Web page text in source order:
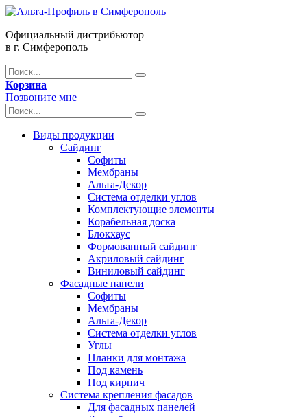
Официальный дистрибьютор
в г. Симферополь
Корзина
Позвоните мне
Виды продукции
Сайдинг
Софиты
Мембраны
Альта-Декор
Система отделки углов
Комплектующие элементы
Корабельная доска
Блокхаус
Формованный сайдинг
Акриловый сайдинг
Виниловый сайдинг
Фасадные панели
Софиты
Мембраны
Альта-Декор
Система отделки углов
Углы
Планки для монтажа
Под камень
Под кирпич
Система крепления фасадов
Для фасадных панелей